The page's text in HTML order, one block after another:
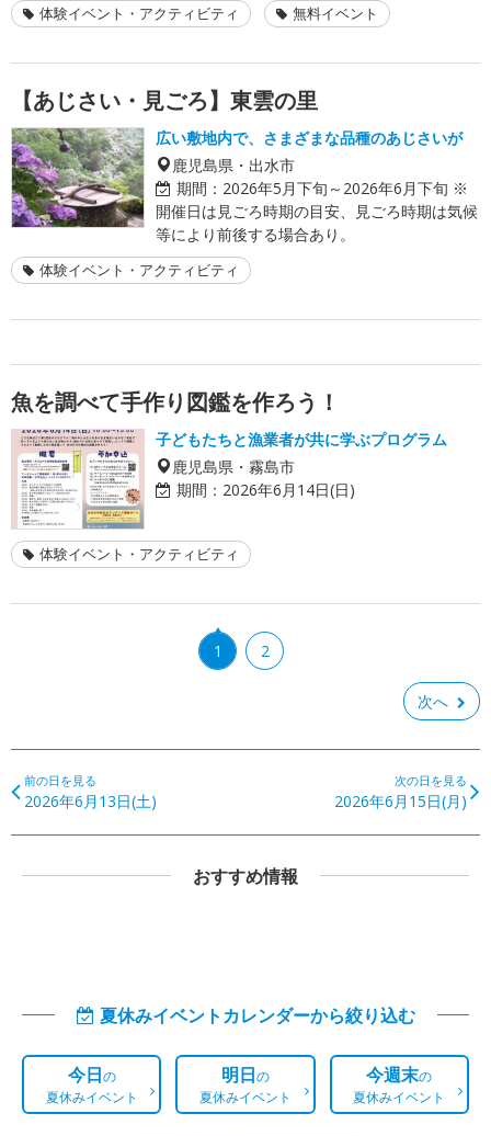
体験イベント・アクティビティ 無料イベント
【あじさい・見ごろ】東雲の里
広い敷地内で、さまざまな品種のあじさいが
鹿児島県・出水市
期間： 2026年5月下旬～2026年6月下旬 ※
開催日は見ごろ時期の目安、見ごろ時期は気候
等により前後する場合あり。
体験イベント・アクティビティ
魚を調べて手作り図鑑を作ろう！
子どもたちと漁業者が共に学ぶプログラム
鹿児島県・霧島市
期間： 2026年6月14日(日)
体験イベント・アクティビティ
1 2
次へ
前の日を見る
2026年6月13日(土)
次の日を見る
2026年6月15日(月)
おすすめ情報
夏休みイベントカレンダーから絞り込む
今日の
夏休みイベント
明日の
夏休みイベント
今週末の
夏休みイベント